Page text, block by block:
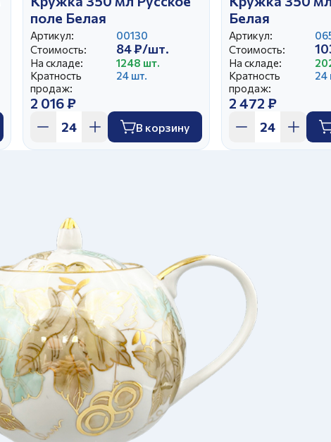
поле Белая
Артикул:
00130
Стоимость:
84 ₽/шт.
На складе:
1248 шт.
Кратность
продаж:
24 шт.
2 016 ₽
В корзину
Белая
Артикул:
Стоимость:
На складе:
Кратность
продаж:
24
2 472 ₽